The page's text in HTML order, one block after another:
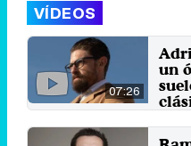
VÍDEOS
07:26
un